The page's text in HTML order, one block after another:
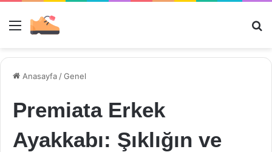
Menü
Anasayfa /Genel
Premiata Erkek
Ayakkabı: Şıklığın ve